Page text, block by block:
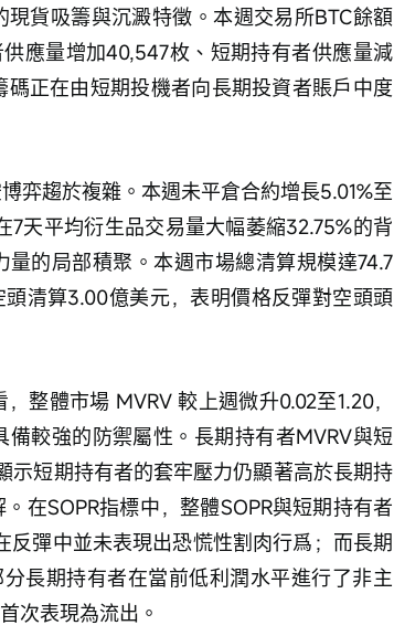
貨吸籌與沉澱特徵。本週交易所BTC餘額
應量增加40,547枚、短期持有者供應量減
正在由短期投機者向長期投資者賬戶中度
弈趨於複雜。本週未平倉合約增長5.01%至
天平均衍生品交易量大幅萎縮32.75%的背
的局部積聚。本週市場總清算規模達74.7
清算3.00億美元，表明價格反彈對空頭頭
整體市場 MVRV 較上週微升0.02至1.20，
較強的防禦屬性。長期持有者MVRV與短
示短期持有者的套牢壓力仍顯著高於長期持
在SOPR指標中，整體SOPR與短期持有者
反彈中並未表現出恐慌性割肉行爲；而長期
長期持有者在當前低利潤水平進行了非主
次表現為流出。